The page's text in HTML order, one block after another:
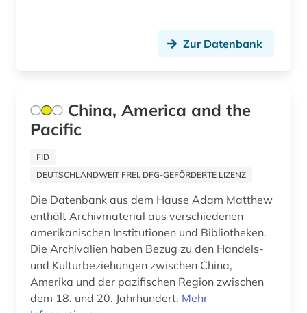
außenhandel (2)
avantgarde (2)
bad reichenhall (1)
ballangen (1)
ballett (1)
baltikum (1)
Suedamerika (9)
Suedostasien (1)
Suedosteuropa (8)
Thueringen (6)
Tschechische Republik (5)
Tuerkei (3)
Zur Datenbank
China, America and the
Pacific
FID
DEUTSCHLANDWEIT FREI, DFG-GEFÖRDERTE LIZENZ
Die Datenbank aus dem Hause Adam Matthew
enthält Archivmaterial aus verschiedenen
amerikanischen Institutionen und Bibliotheken.
Die Archivalien haben Bezug zu den Handels-
und Kulturbeziehungen zwischen China,
Amerika und der pazifischen Region zwischen
dem 18. und 20. Jahrhundert. Mehr